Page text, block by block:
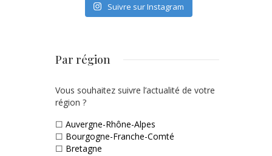
Suivre sur Instagram
Par région
Vous souhaitez suivre l’actualité de votre
région ?
☐ Auvergne-Rhône-Alpes
☐ Bourgogne-Franche-Comté
☐ Bretagne